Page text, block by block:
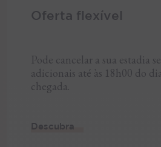
Oferta flexível
Pode cancelar a sua estadia
adicionais até às 18h00 do
chegada.
Descubra